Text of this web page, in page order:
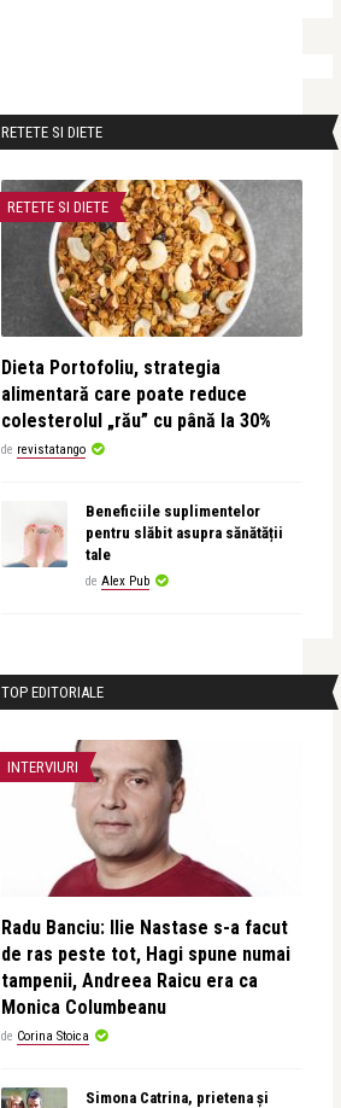
RETETE SI DIETE
RETETE SI DIETE
Dieta Portofoliu, strategia
alimentară care poate reduce
colesterolul „rău” cu până la 30%
de revistatango
Beneficiile suplimentelor
pentru slăbit asupra sănătății
tale
de Alex Pub
TOP EDITORIALE
INTERVIURI
Radu Banciu: Ilie Nastase s-a facut
de ras peste tot, Hagi spune numai
tampenii, Andreea Raicu era ca
Monica Columbeanu
de Corina Stoica
Simona Catrina, prietena și